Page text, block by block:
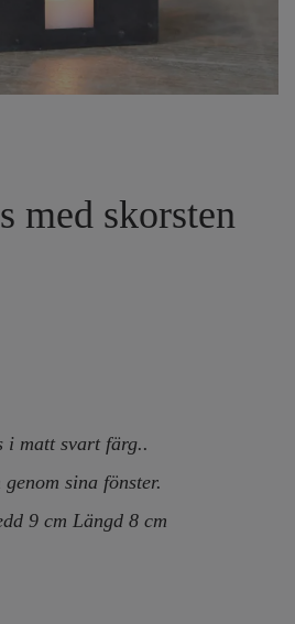
med skorsten
i matt svart färg..
sina fönster.
9 cm Längd 8 cm